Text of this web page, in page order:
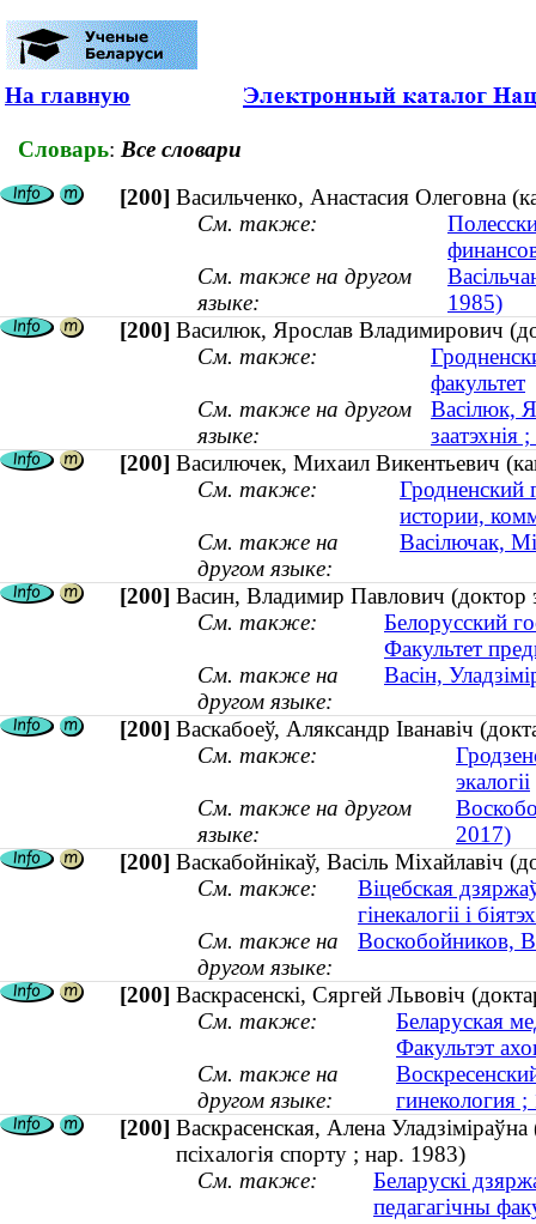
На главную
Словарь: Все словари
[200] Васильченко, Анастасия Олеговна
См. также:
См. также на другом
языке:
1985)
[200] Василюк, Ярослав Владимирович
См. также:
факультет
См. также на другом
языке:
Васілюк,
[200] Василючек, Михаил Викентьевич
См. также:
Гродненский
истории,
См. также на
другом языке:
Васілючак,
[200] Васин, Владимир Павлович
См. также:
Белорусский
Факультет
См. также на
другом языке:
Васін,
[200] Васкабоеў, Аляксандр Іванавіч
См. также:
экалогіі
См. также на другом
языке:
2017)
[200] Васкабойнікаў, Васіль Міхайлавіч
См. также:
Віцебская
гінекалогіі і
См. также на
другом языке:
Воскобойников,
[200] Васкрасенскі, Сяргей Львовіч
См. также:
Беларуская
Факультэт
См. также на
другом языке:
гинекология
[200] Васкрасенская, Алена
псіхалогія спорту ; нар. 1983)
См. также:
Беларускі
педагагічны